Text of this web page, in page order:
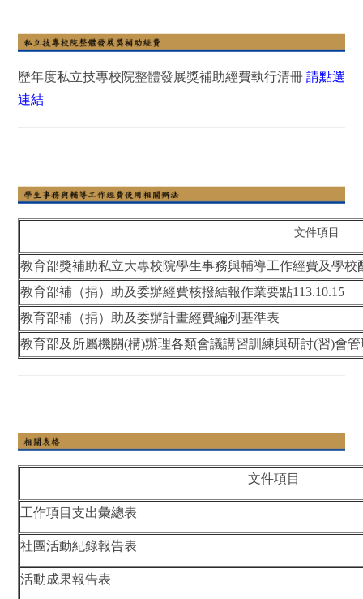
歷年度私立技專校院整體發展獎補助經費執行清冊 請點選
連結
文件項目
教育部獎補助私立大專校院學生事務與輔導工作經費及學校
教育部補（捐）助及委辦經費核撥結報作業要點113.10.15
教育部補（捐）助及委辦計畫經費編列基準表
教育部及所屬機關(構)辦理各類會議講習訓練與研討(習)會管
文件項目
工作項目支出彙總表
社團活動紀錄報告表
活動成果報告表